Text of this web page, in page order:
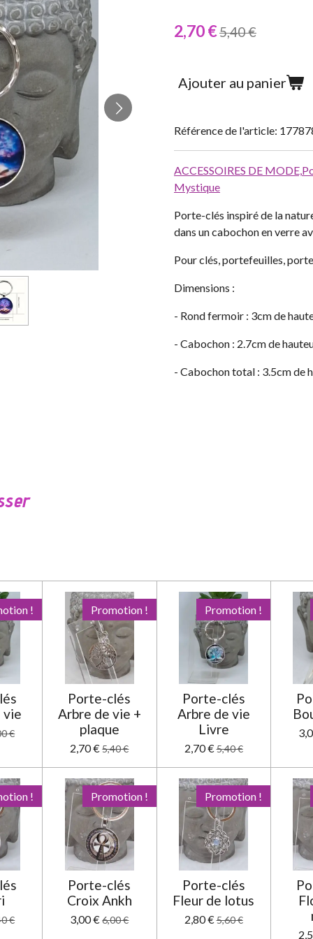
2,70 €5,40 €
Ajouter au panier
Référence de l'article:
ACCESSOIRES DE MODE,
Mystique
Porte-clés inspiré de la
dans un cabochon en verre
Pour clés, portefeuilles,
Dimensions :
- Rond fermoir : 3cm de
- Cabochon : 2.7cm de
- Cabochon total : 3.5cm de
!
vie
€
Promotion !
Porte-clés
Arbre de vie +
plaque
2,70 € 5,40 €
Promotion !
Porte-clés
Arbre de vie
Livre
2,70 €5,40 €
!
€
Promotion !
Porte-clés
Croix Ankh
3,00 € 6,00 €
Promotion !
Porte-clés
Fleur de lotus
2,80 €5,60 €